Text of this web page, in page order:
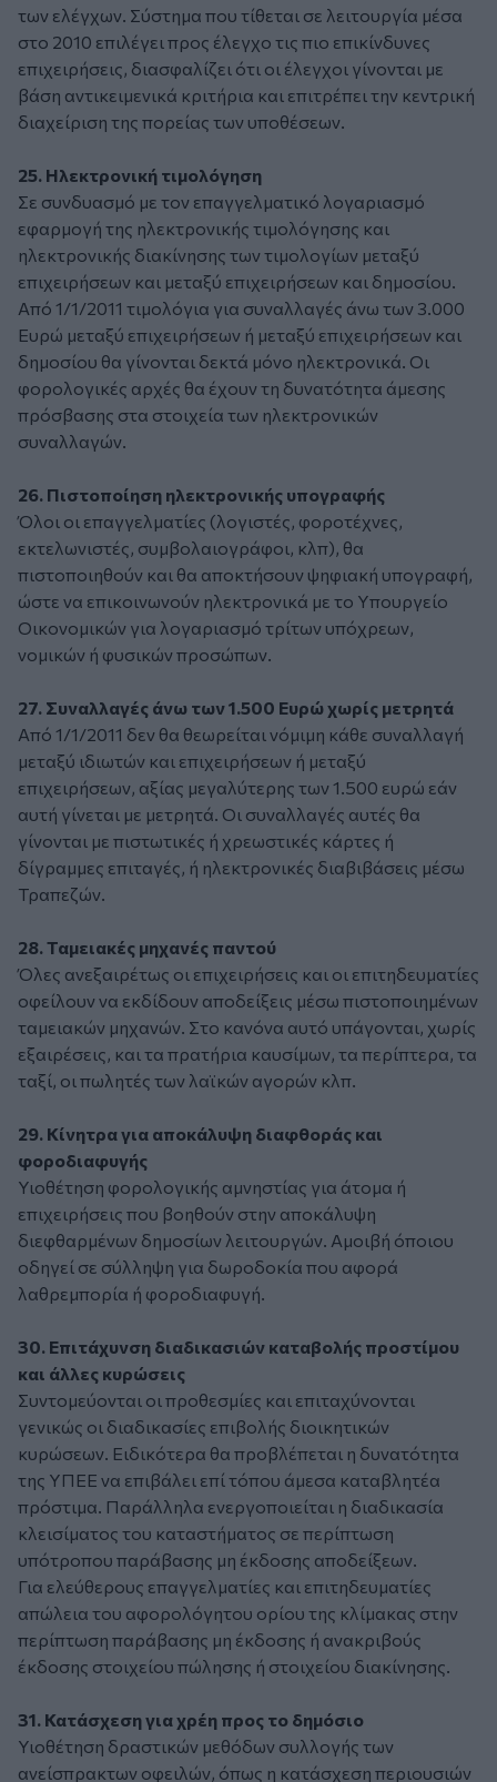
των ελέγχων. Σύστημα που τίθεται σε λειτουργία μέσα
στο 2010 επιλέγει προς έλεγχο τις πιο επικίνδυνες
επιχειρήσεις, διασφαλίζει ότι οι έλεγχοι γίνονται με
βάση αντικειμενικά κριτήρια και επιτρέπει την κεντρική
διαχείριση της πορείας των υποθέσεων.
25. Ηλεκτρονική τιμολόγηση
Σε συνδυασμό με τον επαγγελματικό λογαριασμό
εφαρμογή της ηλεκτρονικής τιμολόγησης και
ηλεκτρονικής διακίνησης των τιμολογίων μεταξύ
επιχειρήσεων και μεταξύ επιχειρήσεων και δημοσίου.
Από 1/1/2011 τιμολόγια για συναλλαγές άνω των 3.000
Ευρώ μεταξύ επιχειρήσεων ή μεταξύ επιχειρήσεων και
δημοσίου θα γίνονται δεκτά μόνο ηλεκτρονικά. Οι
φορολογικές αρχές θα έχουν τη δυνατότητα άμεσης
πρόσβασης στα στοιχεία των ηλεκτρονικών
συναλλαγών.
26. Πιστοποίηση ηλεκτρονικής υπογραφής
Όλοι οι επαγγελματίες (λογιστές, φοροτέχνες,
εκτελωνιστές, συμβολαιογράφοι, κλπ), θα
πιστοποιηθούν και θα αποκτήσουν ψηφιακή υπογραφή,
ώστε να επικοινωνούν ηλεκτρονικά με το Υπουργείο
Οικονομικών για λογαριασμό τρίτων υπόχρεων,
νομικών ή φυσικών προσώπων.
27. Συναλλαγές άνω των 1.500 Ευρώ χωρίς μετρητά
Από 1/1/2011 δεν θα θεωρείται νόμιμη κάθε συναλλαγή
μεταξύ ιδιωτών και επιχειρήσεων ή μεταξύ
επιχειρήσεων, αξίας μεγαλύτερης των 1.500 ευρώ εάν
αυτή γίνεται με μετρητά. Οι συναλλαγές αυτές θα
γίνονται με πιστωτικές ή χρεωστικές κάρτες ή
δίγραμμες επιταγές, ή ηλεκτρονικές διαβιβάσεις μέσω
Τραπεζών.
28. Ταμειακές μηχανές παντού
Όλες ανεξαιρέτως οι επιχειρήσεις και οι επιτηδευματίες
οφείλουν να εκδίδουν αποδείξεις μέσω πιστοποιημένων
ταμειακών μηχανών. Στο κανόνα αυτό υπάγονται, χωρίς
εξαιρέσεις, και τα πρατήρια καυσίμων, τα περίπτερα, τα
ταξί, οι πωλητές των λαϊκών αγορών κλπ.
29. Κίνητρα για αποκάλυψη διαφθοράς και
φοροδιαφυγής
Υιοθέτηση φορολογικής αμνηστίας για άτομα ή
επιχειρήσεις που βοηθούν στην αποκάλυψη
διεφθαρμένων δημοσίων λειτουργών. Αμοιβή όποιου
οδηγεί σε σύλληψη για δωροδοκία που αφορά
λαθρεμπορία ή φοροδιαφυγή.
30. Επιτάχυνση διαδικασιών καταβολής προστίμου
και άλλες κυρώσεις
Συντομεύονται οι προθεσμίες και επιταχύνονται
γενικώς οι διαδικασίες επιβολής διοικητικών
κυρώσεων. Ειδικότερα θα προβλέπεται η δυνατότητα
της ΥΠΕΕ να επιβάλει επί τόπου άμεσα καταβλητέα
πρόστιμα. Παράλληλα ενεργοποιείται η διαδικασία
κλεισίματος του καταστήματος σε περίπτωση
υπότροπου παράβασης μη έκδοσης αποδείξεων.
Για ελεύθερους επαγγελματίες και επιτηδευματίες
απώλεια του αφορολόγητου ορίου της κλίμακας στην
περίπτωση παράβασης μη έκδοσης ή ανακριβούς
έκδοσης στοιχείου πώλησης ή στοιχείου διακίνησης.
31. Κατάσχεση για χρέη προς το δημόσιο
Υιοθέτηση δραστικών μεθόδων συλλογής των
ανείσπρακτων οφειλών, όπως η κατάσχεση περιουσιών